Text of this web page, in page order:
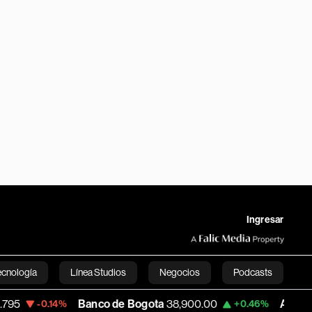
Ingresar
Línea Studios Negocios Podcasts
English
Banco de Bogota 38,900.00 +0.46% Apple 313.305